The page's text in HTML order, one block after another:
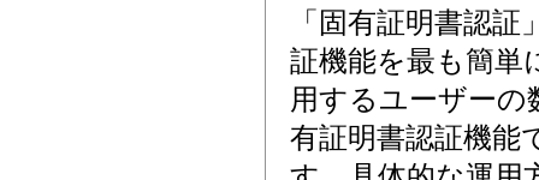
「固有証明書認
証機能を最も簡単
用するユーザー
有証明書認証機能